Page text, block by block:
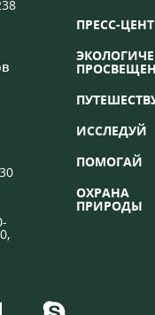
ПРЕСС-
ИССЛЕДУЙ
ПОМОГАЙ
ОХРАНА
ПРИРОДЫ